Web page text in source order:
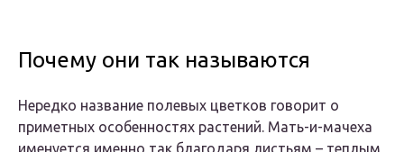
Почему они так называются
Нередко название полевых цветков говорит о
приметных особенностях растений. Мать-и-мачеха